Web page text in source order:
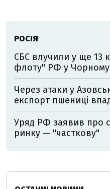
РОСІЯ
СБС влучили у ще 13
флоту" РФ у Чорному
Через атаки у
експорт пшениці
Уряд РФ заявив про
ринку — "часткову"